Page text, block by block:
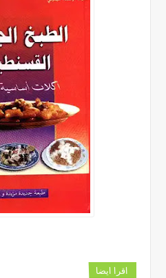
اقرا ايضا